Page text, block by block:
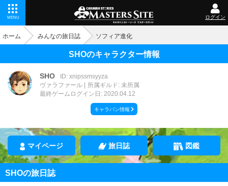
MENU ログイン
ホーム みんなの旅日誌 ソフィア進化
SHOのキャラクター情報
SHO
ID: xnipssmsyyza
ヴァラファール
所属ギルド: 未所属
最終ゲームログイン日: 2020.04.12
キャラバン情報
マイページ 旅日誌 図鑑
SHOの旅日誌